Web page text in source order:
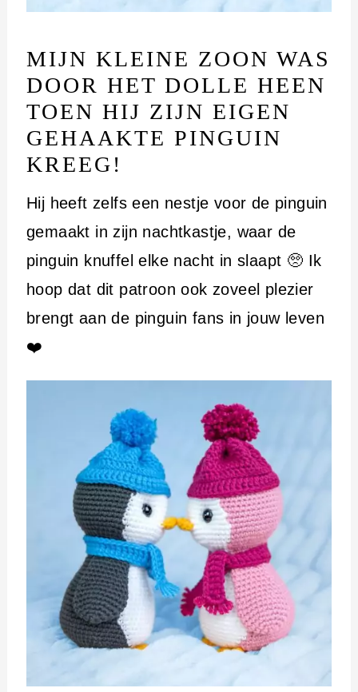
MIJN KLEINE ZOON WAS
DOOR HET DOLLE HEEN
TOEN HIJ ZIJN EIGEN
GEHAAKTE PINGUIN
KREEG!
Hij heeft zelfs een nestje voor de pinguin
gemaakt in zijn nachtkastje, waar de
pinguin knuffel elke nacht in slaapt 🥺 Ik
hoop dat dit patroon ook zoveel plezier
brengt aan de pinguin fans in jouw leven
❤️